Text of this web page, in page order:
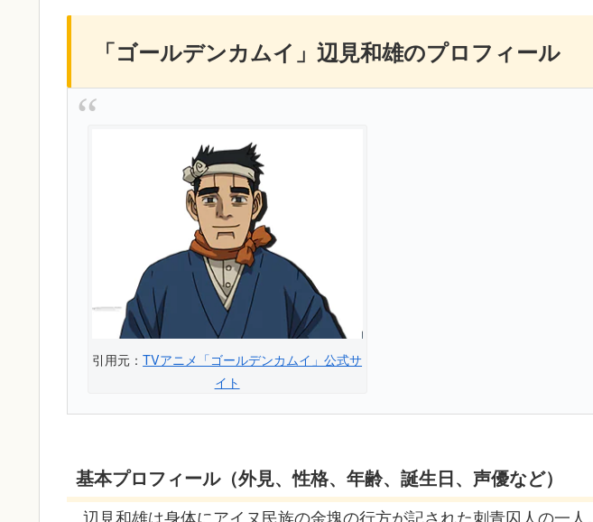
「ゴールデンカムイ」辺見和雄のプロフィール
引用元：TVアニメ「ゴールデンカムイ」公式サ
イト
基本プロフィール（外見、性格、年齢、誕生日、声優など）
辺見和雄は身体にアイヌ民族の金塊の行方が記された刺青囚人の一人。